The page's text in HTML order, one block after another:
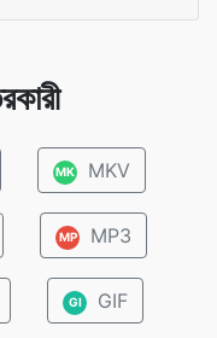
MK MKV
MP MP3
GI GIF